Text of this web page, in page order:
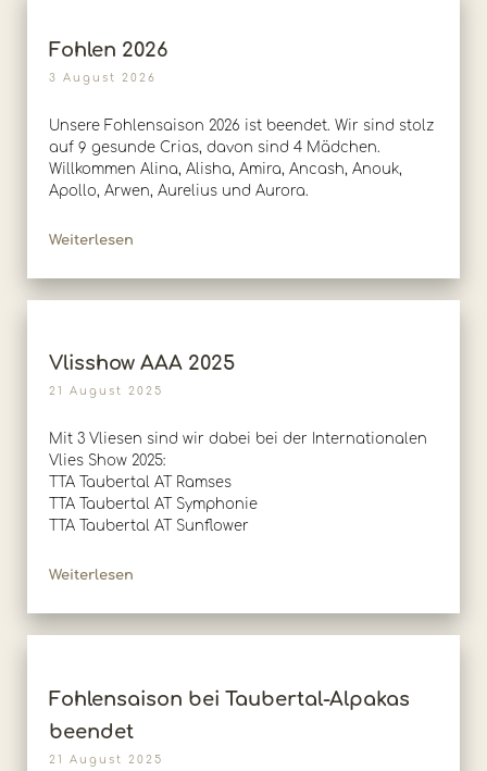
Fohlen 2026
3 August 2026
Unsere Fohlensaison 2026 ist beendet. Wir sind stolz
auf 9 gesunde Crias, davon sind 4 Mädchen.
Willkommen Alina, Alisha, Amira, Ancash, Anouk,
Apollo, Arwen, Aurelius und Aurora.
Weiterlesen
Vlisshow AAA 2025
21 August 2025
Mit 3 Vliesen sind wir dabei bei der Internationalen
Vlies Show 2025:
TTA Taubertal AT Ramses
TTA Taubertal AT Symphonie
TTA Taubertal AT Sunflower
Weiterlesen
Fohlensaison bei Taubertal-Alpakas
beendet
21 August 2025